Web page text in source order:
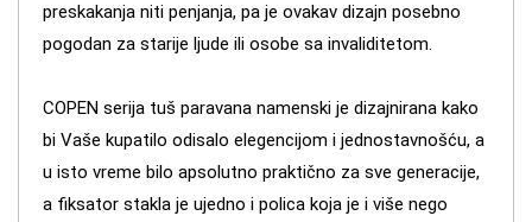
preskakanja niti penjanja, pa je ovakav dizajn posebno
pogodan za starije ljude ili osobe sa invaliditetom.
COPEN serija tuš paravana namenski je dizajnirana kako
bi Vaše kupatilo odisalo elegencijom i jednostavnošću, a
u isto vreme bilo apsolutno praktično za sve generacije,
a fiksator stakla je ujedno i polica koja je i više nego